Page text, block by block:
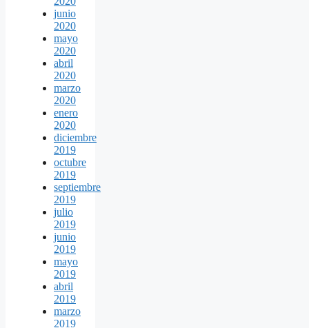
junio
2020
mayo
2020
abril
2020
marzo
2020
enero
2020
diciembre
2019
octubre
2019
septiembre
2019
julio
2019
junio
2019
mayo
2019
abril
2019
marzo
2019